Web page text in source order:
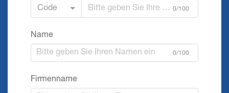
Code 0/100
Name
0/100
Firmenname